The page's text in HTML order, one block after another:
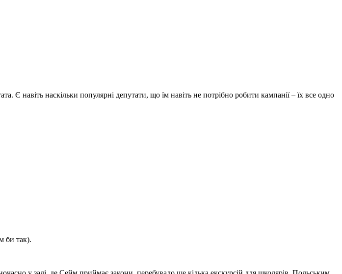
навіть наскільки популярні депутати, що їм навіть не потрібно робити кампанії – їх все одно
би так).